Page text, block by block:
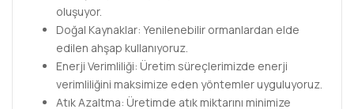
oluşuyor.
Doğal Kaynaklar: Yenilenebilir ormanlardan elde
edilen ahşap kullanıyoruz.
Enerji Verimliliği: Üretim süreçlerimizde enerji
verimliliğini maksimize eden yöntemler uyguluyoruz.
Atık Azaltma: Üretimde atık miktarını minimize